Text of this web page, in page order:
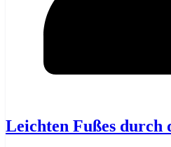
Leichten Fußes durch